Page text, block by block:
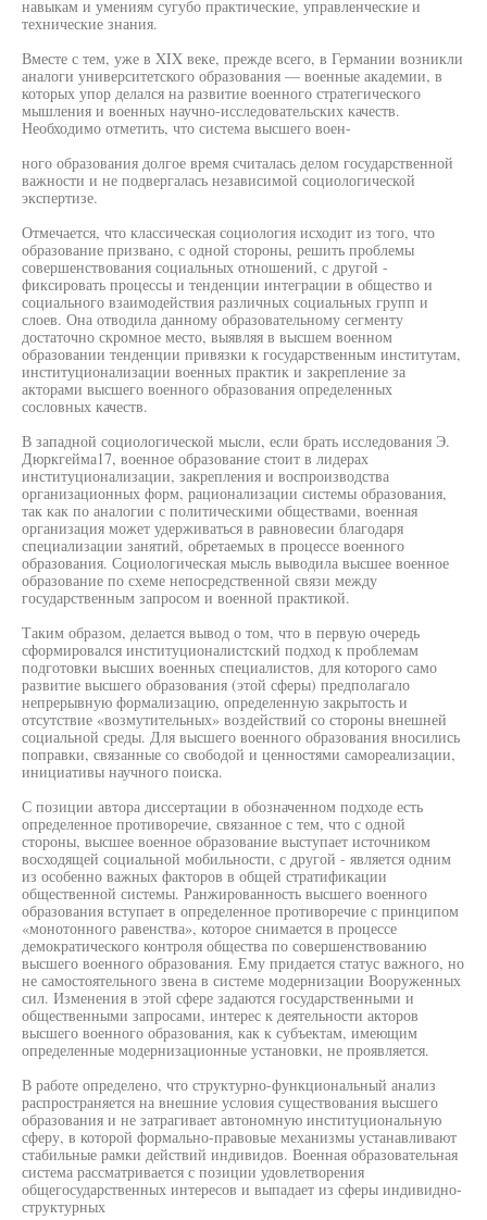
навыкам и умениям сугубо практические, управленческие и
технические знания.
Вместе с тем, уже в XIX веке, прежде всего, в Германии возникли
аналоги университетского образования — военные академии, в
которых упор делался на развитие военного стратегического
мышления и военных научно-исследовательских качеств.
Необходимо отметить, что система высшего воен-
ного образования долгое время считалась делом государственной
важности и не подвергалась независимой социологической
экспертизе.
Отмечается, что классическая социология исходит из того, что
образование призвано, с одной стороны, решить проблемы
совершенствования социальных отношений, с другой -
фиксировать процессы и тенденции интеграции в общество и
социального взаимодействия различных социальных групп и
слоев. Она отводила данному образовательному сегменту
достаточно скромное место, выявляя в высшем военном
образовании тенденции привязки к государственным институтам,
институционализации военных практик и закрепление за
акторами высшего военного образования определенных
сословных качеств.
В западной социологической мысли, если брать исследования Э.
Дюркгейма17, военное образование стоит в лидерах
институционализации, закрепления и воспроизводства
организационных форм, рационализации системы образования,
так как по аналогии с политическими обществами, военная
организация может удерживаться в равновесии благодаря
специализации занятий, обретаемых в процессе военного
образования. Социологическая мысль выводила высшее военное
образование по схеме непосредственной связи между
государственным запросом и военной практикой.
Таким образом, делается вывод о том, что в первую очередь
сформировался институционалистский подход к проблемам
подготовки высших военных специалистов, для которого само
развитие высшего образования (этой сферы) предполагало
непрерывную формализацию, определенную закрытость и
отсутствие «возмутительных» воздействий со стороны внешней
социальной среды. Для высшего военного образования вносились
поправки, связанные со свободой и ценностями самореализации,
инициативы научного поиска.
С позиции автора диссертации в обозначенном подходе есть
определенное противоречие, связанное с тем, что с одной
стороны, высшее военное образование выступает источником
восходящей социальной мобильности, с другой - является одним
из особенно важных факторов в общей стратификации
общественной системы. Ранжированность высшего военного
образования вступает в определенное противоречие с принципом
«монотонного равенства», которое снимается в процессе
демократического контроля общества по совершенствованию
высшего военного образования. Ему придается статус важного, но
не самостоятельного звена в системе модернизации Вооруженных
сил. Изменения в этой сфере задаются государственными и
общественными запросами, интерес к деятельности акторов
высшего военного образования, как к субъектам, имеющим
определенные модернизационные установки, не проявляется.
В работе определено, что структурно-функциональный анализ
распространяется на внешние условия существования высшего
образования и не затрагивает автономную институциональную
сферу, в которой формально-правовые механизмы устанавливают
стабильные рамки действий индивидов. Военная образовательная
система рассматривается с позиции удовлетворения
общегосударственных интересов и выпадает из сферы индивидно-
структурных